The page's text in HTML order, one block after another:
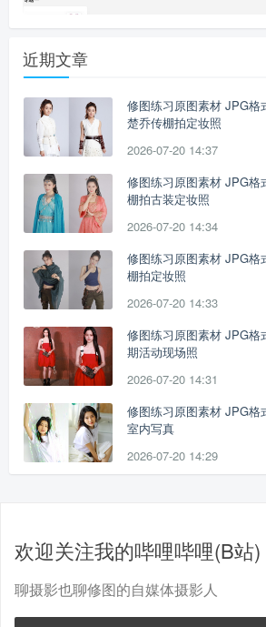
近期文章
修图练习原图素材 JPG格
楚乔传棚拍定妆照
2026-07-20 14:37
修图练习原图素材 JPG格
棚拍古装定妆照
2026-07-20 14:34
修图练习原图素材 JPG格
棚拍定妆照
2026-07-20 14:33
修图练习原图素材 JPG格
期活动现场照
2026-07-20 14:31
修图练习原图素材 JPG格
室内写真
2026-07-20 14:29
欢迎关注我的哔哩哔哩(B站)
聊摄影也聊修图的自媒体摄影人